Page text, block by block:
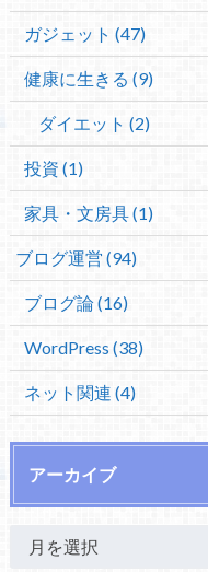
ガジェット (47)
健康に生きる (9)
ダイエット (2)
投資 (1)
家具・文房具 (1)
ブログ運営 (94)
ブログ論 (16)
WordPress (38)
ネット関連 (4)
アーカイブ